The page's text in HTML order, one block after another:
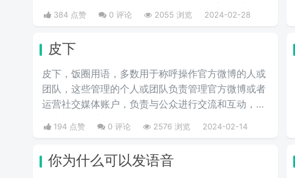
是在网络上用来调侃那些标榜为 "少儿不宜" 内容的
事物，出自微博热评。它也可以用作粉丝对偶像美图
看，因此本句也有一种“太太真大方”的意思。
384 点赞 0 评论 2055 浏览 2024-02-28
皮下
皮下，饭圈用语，多数用于称呼操作官方微博的人或
团队，这些管理的个人或团队负责管理官方微博或者
运营社交媒体账户，负责与公众进行交流和互动，有
时也被称为“官皮”。
194 点赞 0 评论 2576 浏览 2024-02-14
你为什么可以发语音